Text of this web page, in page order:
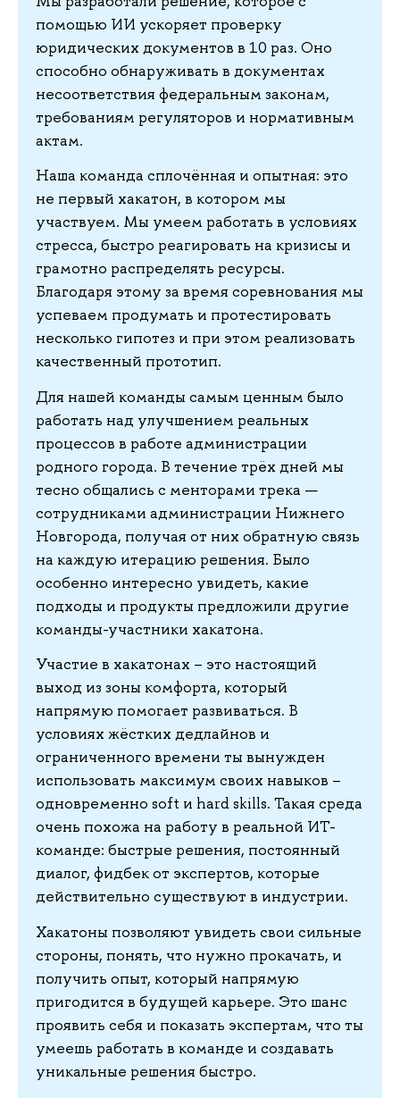
помощью ИИ ускоряет проверку
юридических документов в 10 раз. Оно
способно обнаруживать в документах
несоответствия федеральным законам,
требованиям регуляторов и нормативным
актам.
Наша команда сплочённая и опытная: это
не первый хакатон, в котором мы
участвуем. Мы умеем работать в условиях
стресса, быстро реагировать на кризисы и
грамотно распределять ресурсы.
Благодаря этому за время соревнования мы
успеваем продумать и протестировать
несколько гипотез и при этом реализовать
качественный прототип.
Для нашей команды самым ценным было
работать над улучшением реальных
процессов в работе администрации
родного города. В течение трёх дней мы
тесно общались с менторами трека —
сотрудниками администрации Нижнего
Новгорода, получая от них обратную связь
на каждую итерацию решения. Было
особенно интересно увидеть, какие
подходы и продукты предложили другие
команды-участники хакатона.
Участие в хакатонах – это настоящий
выход из зоны комфорта, который
напрямую помогает развиваться. В
условиях жёстких дедлайнов и
ограниченного времени ты вынужден
использовать максимум своих навыков –
одновременно soft и hard skills. Такая среда
очень похожа на работу в реальной ИТ-
команде: быстрые решения, постоянный
диалог, фидбек от экспертов, которые
действительно существуют в индустрии.
Хакатоны позволяют увидеть свои сильные
стороны, понять, что нужно прокачать, и
получить опыт, который напрямую
пригодится в будущей карьере. Это шанс
проявить себя и показать экспертам, что ты
умеешь работать в команде и создавать
уникальные решения быстро.